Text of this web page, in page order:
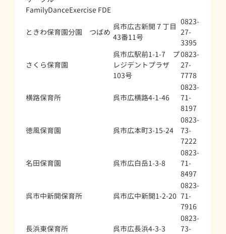
FamilyDanceExercise FDE
ときわ保育園分園 つばめ
呉市広古新開７丁目
43番11号
0823-
27-
3395
さくら保育園
呉市広駅前1-1-7 プ
レジデントプラザ
103号
0823-
27-
7778
横路保育所 呉市広横路4-1-46
0823-
71-
8197
徳風保育園 呉市広本町3-15-24
0823-
73-
7222
名田保育園 呉市広白岳1-3-8
0823-
71-
8497
呉市中新開保育所 呉市広中新開1-2-20
0823-
71-
7916
長浜東保育所 呉市広長浜4-3-3
0823-
73-